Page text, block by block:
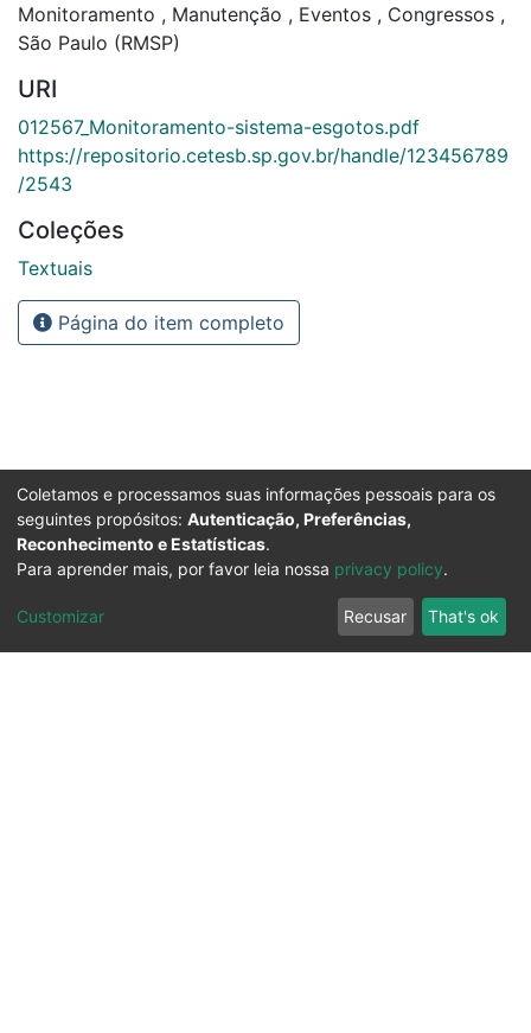
Monitoramento , Manutenção , Eventos , Congressos ,
São Paulo (RMSP)
URI
012567_Monitoramento-sistema-esgotos.pdf
https://repositorio.cetesb.sp.gov.br/handle/123456789
/2543
Coleções
Textuais
Página do item completo
Coletamos e processamos suas informações pessoais para os
seguintes propósitos: Autenticação, Preferências,
Reconhecimento e Estatísticas.
Para aprender mais, por favor leia nossa privacy policy.
Customizar Recusar That's ok